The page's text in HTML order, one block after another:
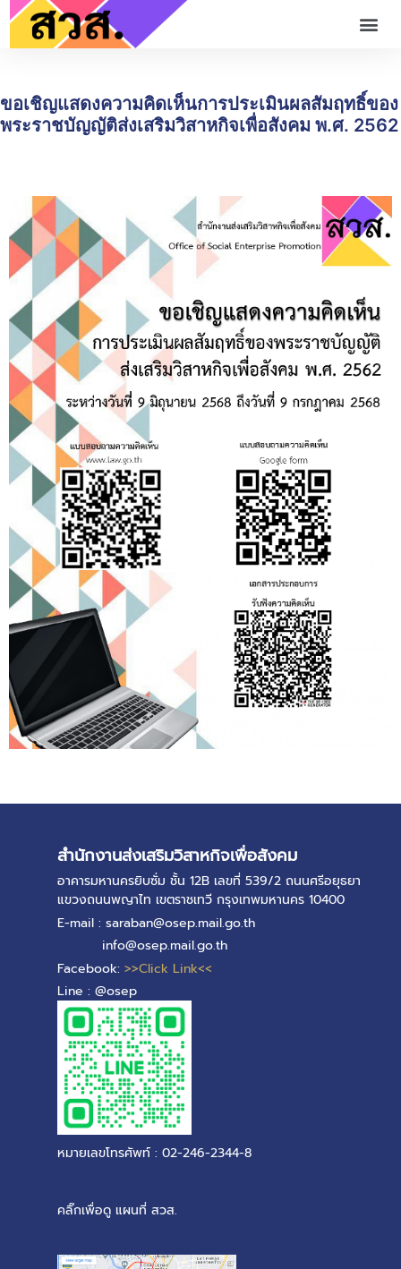
ขอเชิญแสดงความคิดเห็นการประเมินผลสัมฤทธิ์ของ
พระราชบัญญัติส่งเสริมวิสาหกิจเพื่อสังคม พ.ศ. 2562
สำนักงานส่งเสริมวิสาหกิจเพื่อสังคม
อาคารมหานครยิบซั่ม ชั้น 12B เลขที่ 539/2 ถนนศรีอยุธยา
แขวงถนนพญาไท เขตราชเทวี กรุงเทพมหานคร 10400
E-mail : saraban@osep.mail.go.th
info@osep.mail.go.th
Facebook: >>Click Link<<
Line : @osep
หมายเลขโทรศัพท์ : 02-246-2344-8
คลิ๊กเพื่อดู แผนที่ สวส.